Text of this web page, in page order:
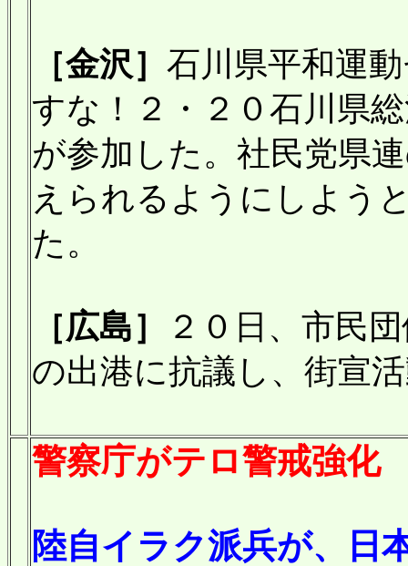
［金沢］ 石川県平和運
すな！２・２０石川県
が参加した。社民党県
えられるようにしよう
た。
［広島］
２０日、市民
の出港に抗議し、街宣
警察庁がテロ警戒強
陸自イラク派兵が、日